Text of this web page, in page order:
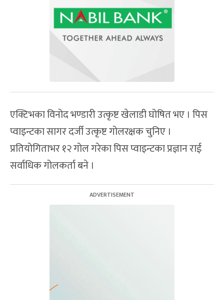
एक्टिभका विनोद भण्डारी उत्कृष्ट खेलाडी घोषित भए । पिस
प्वाइन्टका सागर दर्जी उत्कृष्ट गोलरक्षक चुनिए ।
प्रतियोगिताभर १२ गोल गरेका पिस प्वाइन्टका प्रज्ञान राई
सर्वाधिक गोलकर्ता बने ।